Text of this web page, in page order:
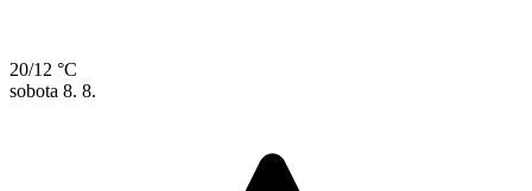
20/12 °C
sobota 8. 8.